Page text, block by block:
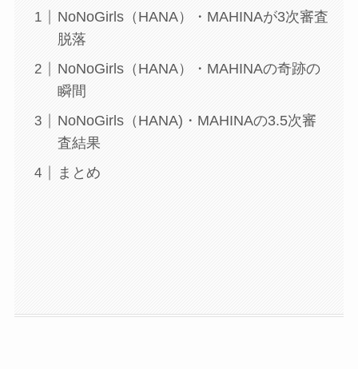
NoNoGirls（HANA）・MAHINAが3次審査
脱落
NoNoGirls（HANA）・MAHINAの奇跡の
瞬間
NoNoGirls（HANA)・MAHINAの3.5次審
査結果
まとめ